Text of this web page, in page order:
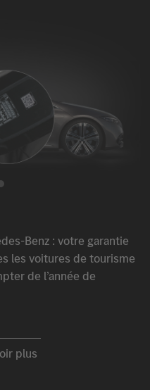
Benz : votre garantie
les voitures de tourisme
de l’année de
plus